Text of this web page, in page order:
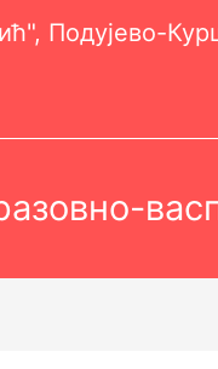
Подујево-